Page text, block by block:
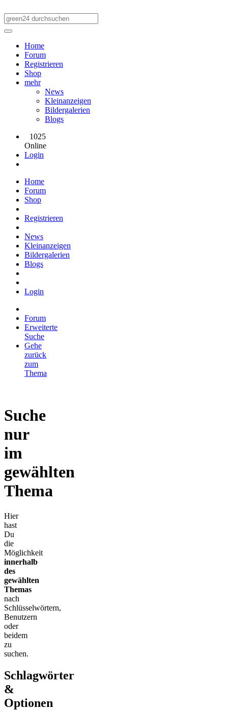
Home
Forum
Registrieren
Shop
mehr
News
Kleinanzeigen
Bildergalerien
Blogs
1025
Online
Login
Home
Forum
Shop
Registrieren
News
Kleinanzeigen
Bildergalerien
Blogs
Login
Forum
Erweiterte
Suche
Gehe
zurück
zum
Thema
Suche
nur
im
gewählten
Thema
Hier
hast
Du
die
Möglichkeit
innerhalb
des
gewählten
Themas
nach
Schlüsselwörtern,
Benutzern
oder
beidem
zu
suchen.
Schlagwörter
&
Optionen